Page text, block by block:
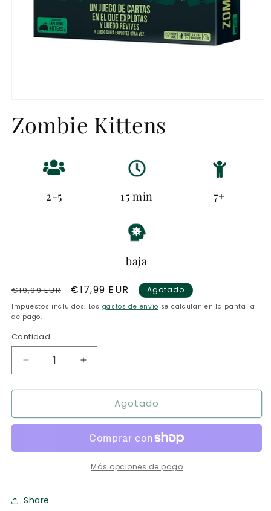
multimedia
1
Zombie Kittens
2-5 15 min 7+
baja
Precio
habitual
€19,99 EUR
Precio
de
€17,99 EUR Agotado
Impuestos incluidos. Los gastos de envío se calculan en la pantalla
de pago.
Cantidad
Reducir
cantidad
para
Kittens
Aumentar
cantidad
para
Zombie
Kittens
Agotado
Más opciones de pago
Share